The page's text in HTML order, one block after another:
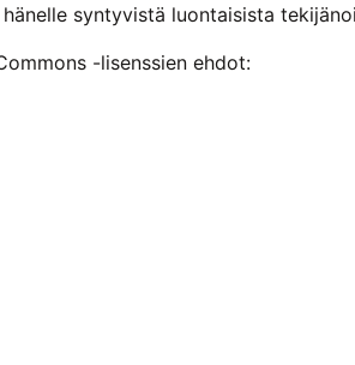
syntyvistä luontaisista
-lisenssien ehdot: